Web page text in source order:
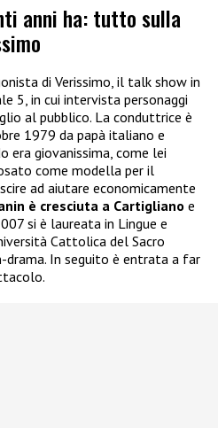
anni ha: tutto sulla
di Verissimo, il talk show in
5, in cui intervista personaggi
al pubblico. La conduttrice è
1979 da papà italiano e
era giovanissima, come lei
come modella per il
ad aiutare economicamente
è cresciuta a Cartigliano e
si è laureata in Lingue e
Cattolica del Sacro
drama. In seguito è entrata a far